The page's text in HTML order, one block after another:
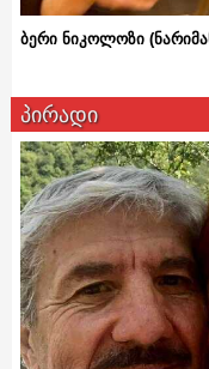
ბერი ნიკოლოზი
პირადი